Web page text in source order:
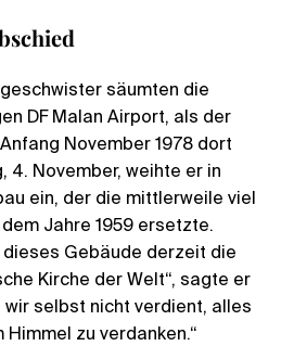
säumten die
DF Malan Airport, als der
November 1978 dort
4. November, weihte er in
ein, der die mittlerweile viel
Jahre 1959 ersetzte.
dieses Gebäude derzeit die
Kirche der Welt“, sagte er
wir selbst nicht verdient, alles
zu verdanken.“